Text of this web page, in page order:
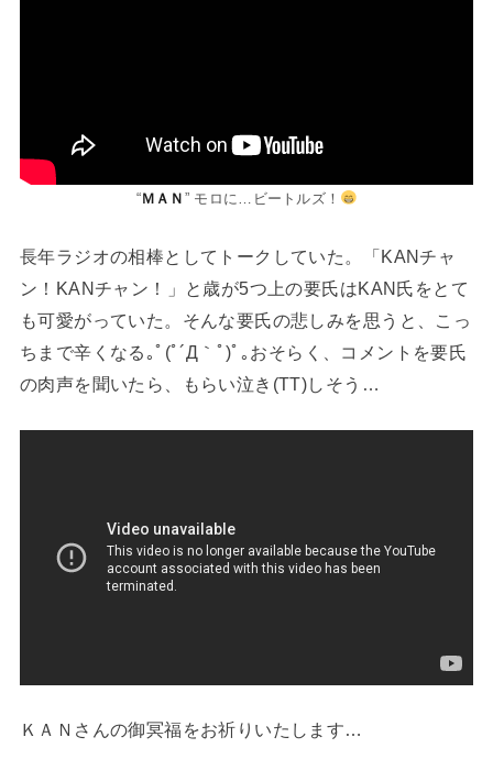
“ＭＡＮ ” モロに…ビートルズ！
長年ラジオの相棒としてトークしていた。「KANチャ
ン！KANチャン！」と歳が5つ上の要氏はKAN氏をとて
も可愛がっていた。そんな要氏の悲しみを思うと、こっ
ちまで辛くなる｡ﾟ(ﾟ´Д｀ﾟ)ﾟ｡おそらく、コメントを要氏
の肉声を聞いたら、もらい泣き(TT)しそう…
ＫＡＮさんの御冥福をお祈りいたします…